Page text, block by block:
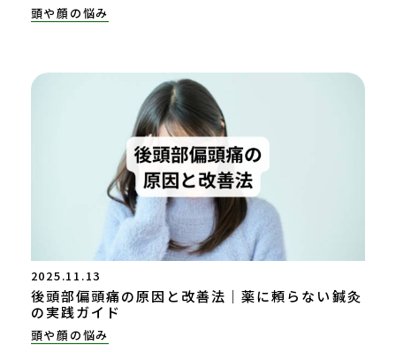
頭や顔の悩み
2025.11.13
後頭部偏頭痛の原因と改善法｜薬に頼らない鍼灸
の実践ガイド
頭や顔の悩み